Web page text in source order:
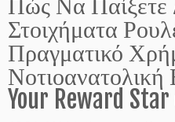
Στοιχήματα
Πραγματικό
Your Reward Star